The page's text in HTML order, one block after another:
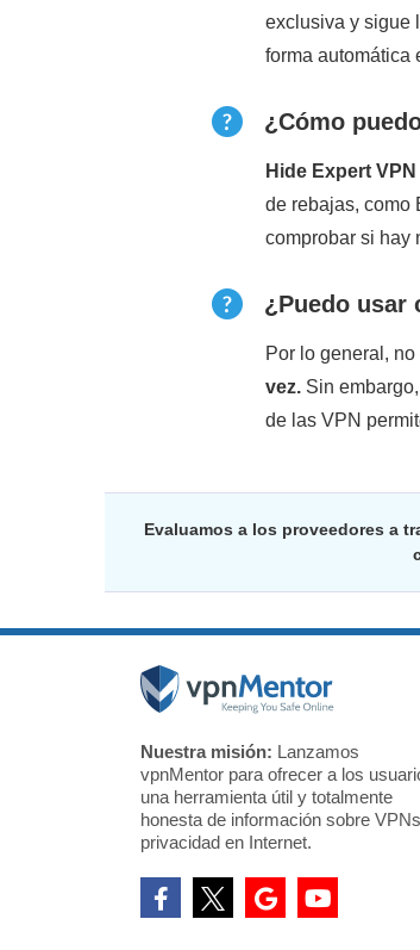
exclusiva y sigue
forma automática
¿Cómo
Hide Expert
de rebajas, como
comprobar si hay
¿Puedo usar
Por lo general,
vez. Sin
de las VPN
Evaluamos a los proveedores a
Nuestra misión: Lanzamos
vpnMentor para ofrecer a los
una herramienta útil y totalmente
honesta de información sobre
privacidad en Internet.